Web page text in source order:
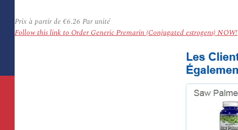
Prix à partir de €6.26 Par unité
Follow this link to Order Generic Premarin (Conjugated estrogens) NOW!